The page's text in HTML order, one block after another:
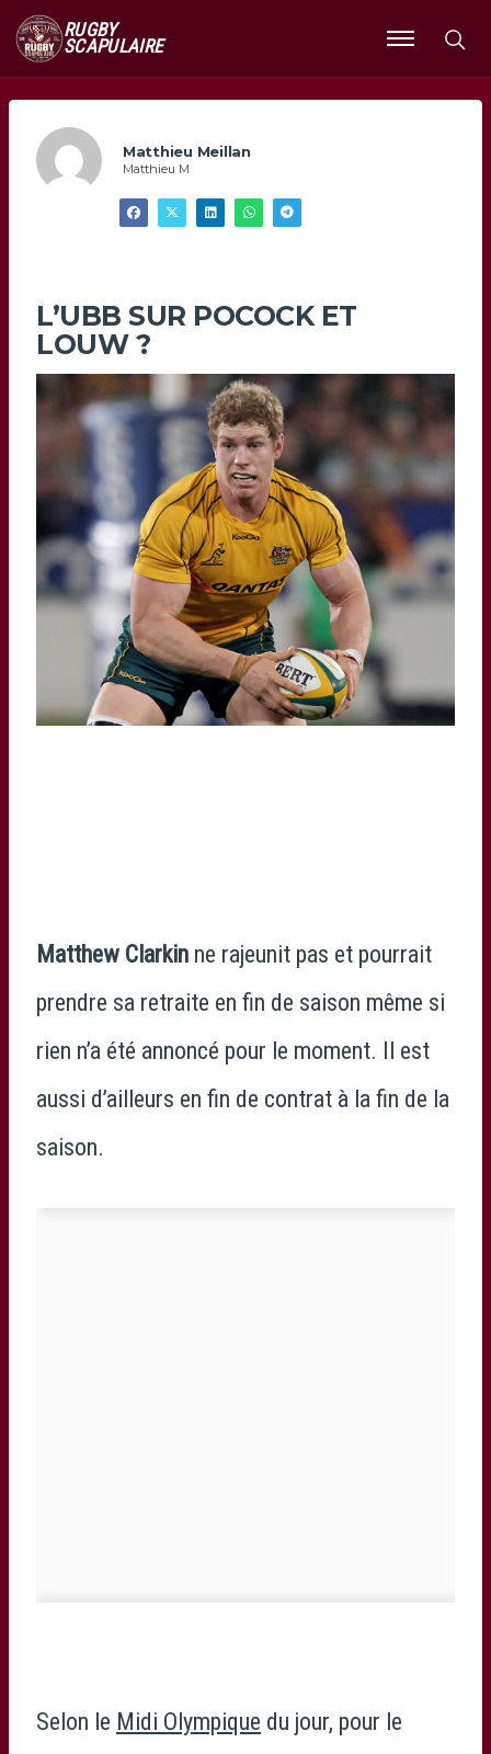
RUGBY
SCAPULAIRE
Ouvrir
le
Matthieu Meillan
Matthieu M
L’UBB SUR POCOCK ET
LOUW ?
Matthew Clarkin ne rajeunit pas et pourrait
prendre sa retraite en fin de saison même si
rien n’a été annoncé pour le moment. Il est
aussi d’ailleurs en fin de contrat à la fin de la
saison.
Selon le Midi Olympique du jour, pour le